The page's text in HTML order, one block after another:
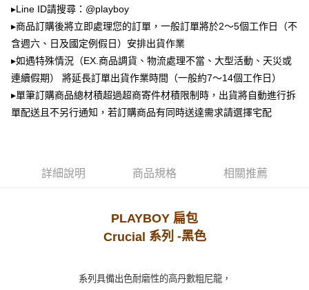
買賣價金債權讓與本公司後，依約使用本公司帳單繳交帳款。
2.基於同意付款使用「大哥付你分期」之契約關係目的，商店將以您的個人
資料（包含姓名、電話或地址）提供予台灣大哥大進項蒐集、處理及利用，
由本公司與您本人進行分期帳單所需資料之確認、核對及更正。
3.完整用戶服務條款，請詳閱以下連結：https://oppay.tw/userRule
7-11取貨付款
每筆NT$100，滿NT$900(含以上)免運費
付款後7-11取貨
每筆NT$100，滿NT$700(含以上)免運費
宅配
▸Line ID請搜尋：@playboy
▸商品訂購後將立即處理您的訂單，一般訂單將於2～5個工作日（不
含週六、日及國定例假日）安排出貨作業
▸如遇特殊情況（EX.商品調貨、物流處理不當、大型活動、天災或
連續假期） 將延長訂單出貨作業時間（一般約7～14個工作日）
▸單筆訂購商品總材積超過超商寄件材積限制時，出貨將自動進行拆
單配送且不另行通知，若訂購商品有同時送達需求請選擇宅配
詳細說明 商品規格 相關推薦
PLAYBOY 扁包
Crucial 系列 -黑色
系列具備出色耐磨性的高丹數粗尼龍，